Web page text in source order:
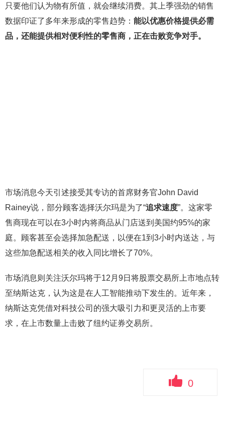
只要他们认为物有所值，就会继续消费。其上季强劲的销售
数据印证了多年来形成的零售趋势： 能以优惠价格提供必需
品，还能提供相对便利性的零售商，正在击败竞争对手。
市场消息今天引述接受其专访的首席财务官John David
Rainey说，部分顾客选择沃尔玛是为了“追求速度”。这家零
售商现在可以在3小时内将商品从门店送到美国约95%的家
庭。顾客甚至会选择加急配送，以便在1到3小时内送达，与
这些加急配送相关的收入同比增长了70%。
市场消息则关注沃尔玛将于12月9日将股票交易所上市地点转
至纳斯达克，认为这是在人工智能推动下发生的。近年来，
纳斯达克凭借对科技公司的强大吸引力和更灵活的上市要
求，在上市数量上击败了纽约证券交易所。
0